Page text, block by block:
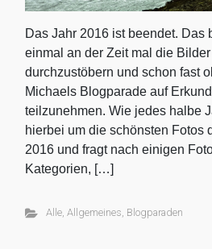
Das Jahr 2016 ist beendet. Das
einmal an der Zeit mal die
durchzustöbern und schon fast
Michaels Blogparade auf
teilzunehmen. Wie jedes halbe
hierbei um die schönsten Fotos
2016 und fragt nach einigen
Kategorien, […]
Alle, Allgemeines, Blogparaden